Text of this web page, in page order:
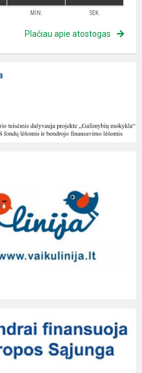
MIN. SEK.
Plačiau apie atostogas